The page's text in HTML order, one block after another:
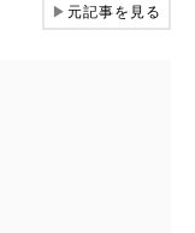
▶元記事を見る